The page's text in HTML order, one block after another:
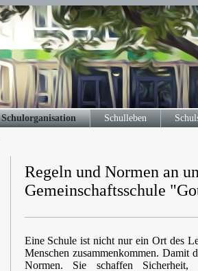
Schulorganisation Schulleben
Regeln und Normen an
Gemeinschaftsschule
Eine Schule ist nicht nur ein Ort des
Menschen zusammenkommen.
Normen. Sie schaffen